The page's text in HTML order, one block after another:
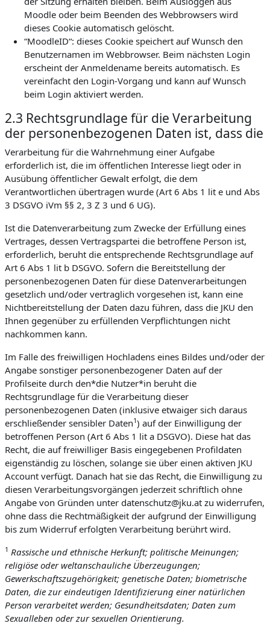
Moodle oder beim Beenden des Webbrowsers wird
dieses Cookie automatisch gelöscht.
“MoodleID“: dieses Cookie speichert auf Wunsch den
Benutzernamen im Webbrowser. Beim nächsten Login
erscheint der Anmeldename bereits automatisch. Es
vereinfacht den Login-Vorgang und kann auf Wunsch
beim Login aktiviert werden.
2.3 Rechtsgrundlage für die Verarbeitung
der personenbezogenen Daten ist, dass die
Verarbeitung für die Wahrnehmung einer Aufgabe
erforderlich ist, die im öffentlichen Interesse liegt oder in
Ausübung öffentlicher Gewalt erfolgt, die dem
Verantwortlichen übertragen wurde (Art 6 Abs 1 lit e und Abs
3 DSGVO iVm §§ 2, 3 Z 3 und 6 UG).
Ist die Datenverarbeitung zum Zwecke der Erfüllung eines
Vertrages, dessen Vertragspartei die betroffene Person ist,
erforderlich, beruht die entsprechende Rechtsgrundlage auf
Art 6 Abs 1 lit b DSGVO. Sofern die Bereitstellung der
personenbezogenen Daten für diese Datenverarbeitungen
gesetzlich und/oder vertraglich vorgesehen ist, kann eine
Nichtbereitstellung der Daten dazu führen, dass die JKU den
Ihnen gegenüber zu erfüllenden Verpflichtungen nicht
nachkommen kann.
Im Falle des freiwilligen Hochladens eines Bildes und/oder der
Angabe sonstiger personenbezogener Daten auf der
Profilseite durch den*die Nutzer*in beruht die
Rechtsgrundlage für die Verarbeitung dieser
personenbezogenen Daten (inklusive etwaiger sich daraus
erschließender sensibler Daten1) auf der Einwilligung der
betroffenen Person (Art 6 Abs 1 lit a DSGVO). Diese hat das
Recht, die auf freiwilliger Basis eingegebenen Profildaten
eigenständig zu löschen, solange sie über einen aktiven JKU
Account verfügt. Danach hat sie das Recht, die Einwilligung zu
diesen Verarbeitungsvorgängen jederzeit schriftlich ohne
Angabe von Gründen unter datenschutz@jku.at zu widerrufen,
ohne dass die Rechtmäßigkeit der aufgrund der Einwilligung
bis zum Widerruf erfolgten Verarbeitung berührt wird.
1 Rassische und ethnische Herkunft; politische Meinungen;
religiöse oder weltanschauliche Überzeugungen;
Gewerkschaftszugehörigkeit; genetische Daten; biometrische
Daten, die zur eindeutigen Identifizierung einer natürlichen
Person verarbeitet werden; Gesundheitsdaten; Daten zum
Sexualleben oder zur sexuellen Orientierung.